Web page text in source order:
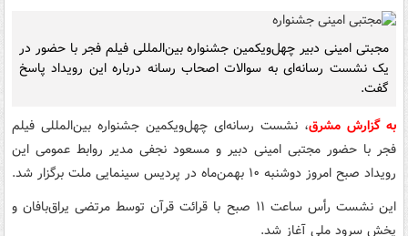
مجبتی امینی دبیر چهل‌ویکمین جشنواره بین‌المللی فیلم فجر با حضور در
یک نشست رسانه‌ای به سوالات اصحاب رسانه درباره این رویداد پاسخ
گفت.
به گزارش مشرق، نشست رسانه‌ای چهل‌ویکمین جشنواره بین‌المللی فیلم
فجر با حضور مجتبی امینی دبیر و مسعود نجفی مدیر روابط عمومی این
رویداد صبح امروز دوشنبه ۱۰ بهمن‌ماه در پردیس سینمایی ملت برگزار شد.
این نشست رأس ساعت ۱۱ صبح با قرائت قرآن توسط مرتضی یراق‌بافان و
پخش سرود ملی آغاز شد.